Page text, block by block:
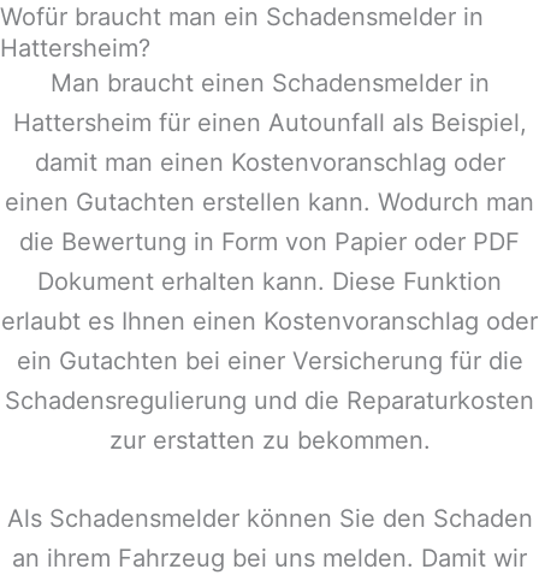
Wofür braucht man ein Schadensmelder in
Hattersheim?
Man braucht einen Schadensmelder in
Hattersheim für einen Autounfall als Beispiel,
damit man einen Kostenvoranschlag oder
einen Gutachten erstellen kann. Wodurch man
die Bewertung in Form von Papier oder PDF
Dokument erhalten kann. Diese Funktion
erlaubt es Ihnen einen Kostenvoranschlag oder
ein Gutachten bei einer Versicherung für die
Schadensregulierung und die Reparaturkosten
zur erstatten zu bekommen.
Als Schadensmelder können Sie den Schaden
an ihrem Fahrzeug bei uns melden. Damit wir